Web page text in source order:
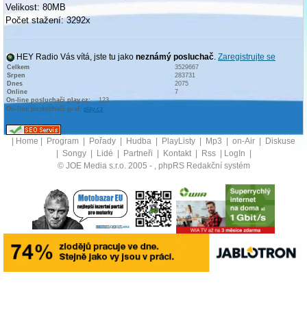
Velikost: 80MB
Počet stažení: 3292x
HEY Radio Vás vítá, jste tu jako neznámý posluchač. Zaregistrujte se
Celkem
3529667
Srpen
283731
Dnes
2075
Online
7
On-line posluchači play.cz:
123
On-line posluchači graf: play.cz
Home Program Pořady Hudba PlayListy Mp3 on-Air
Diskuse
Songy Lidé Partneři Kontakt Rss LogIn
© JOE Media s.r.o. 2005 - , phpRS Redakční systém